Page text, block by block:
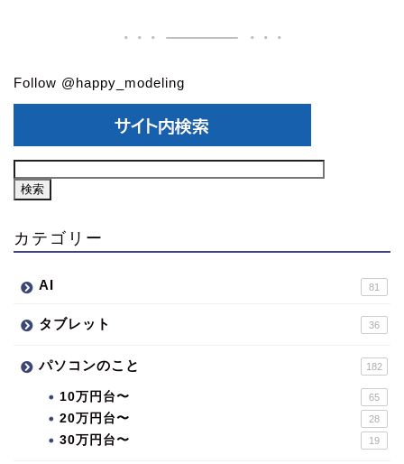
Follow @happy_modeling
カテゴリー
AI 81
タブレット 36
パソコンのこと 182
10万円台〜 65
20万円台〜 28
30万円台〜 19